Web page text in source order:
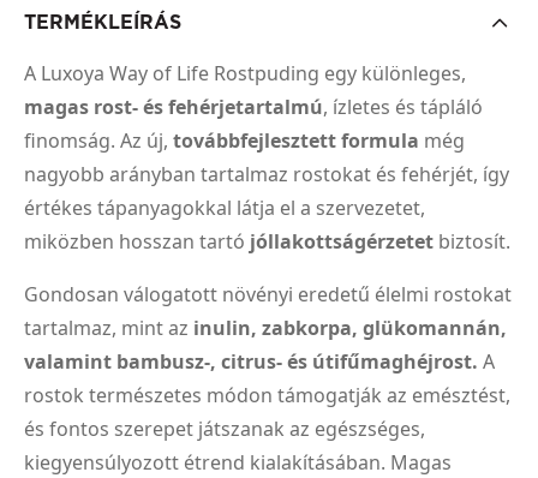
TERMÉKLEÍRÁS
A Luxoya Way of Life Rostpuding egy különleges,
magas rost- és fehérjetartalmú, ízletes és tápláló
finomság. Az új, továbbfejlesztett formula még
nagyobb arányban tartalmaz rostokat és fehérjét, így
értékes tápanyagokkal látja el a szervezetet,
miközben hosszan tartó jóllakottságérzetet biztosít.
Gondosan válogatott növényi eredetű élelmi rostokat
tartalmaz, mint az inulin, zabkorpa, glükomannán,
valamint bambusz-, citrus- és útifűmaghéjrost. A
rostok természetes módon támogatják az emésztést,
és fontos szerepet játszanak az egészséges,
kiegyensúlyozott étrend kialakításában. Magas